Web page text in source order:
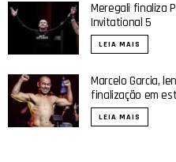
Meregali finaliza
Invitational 5
LEIA MAIS
Marcelo Garcia,
finalização em
LEIA MAIS